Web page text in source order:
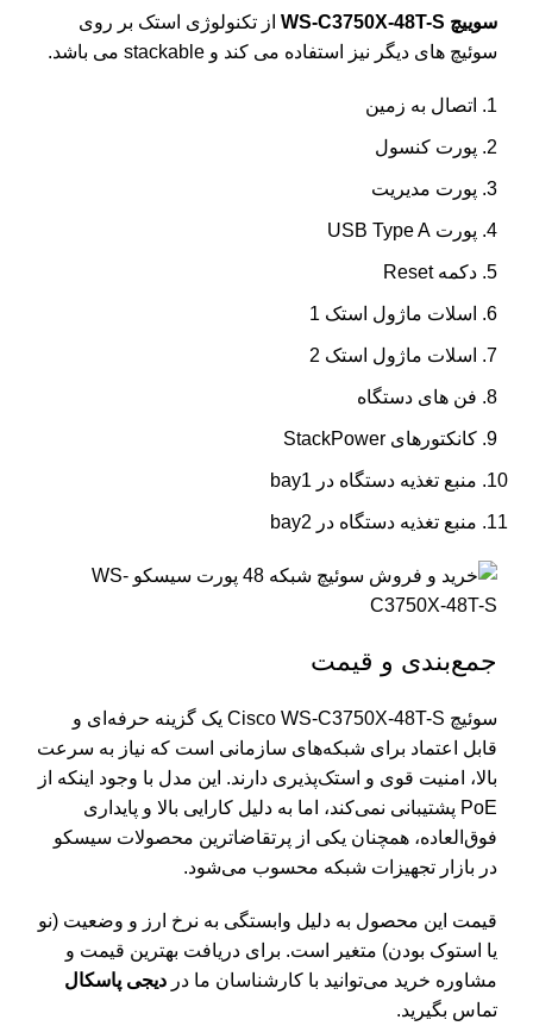
سوییچ WS-C3750X-48T-S
از تکنولوژی استک بر روی
سوئیچ های دیگر نیز استفاده می کند و stackable می باشد.
اتصال به زمین
پورت کنسول
پورت مدیریت
پورت USB Type A
دکمه Reset
اسلات ماژول استک 1
اسلات ماژول استک 2
فن های دستگاه
کانکتورهای StackPower
منبع تغذیه دستگاه در bay1
منبع تغذیه دستگاه در bay2
جمع‌بندی و قیمت
سوئیچ Cisco WS-C3750X-48T-S یک گزینه حرفه‌ای و
قابل اعتماد برای شبکه‌های سازمانی است که نیاز به سرعت
بالا، امنیت قوی و استک‌پذیری دارند. این مدل با وجود اینکه از
PoE پشتیبانی نمی‌کند، اما به دلیل کارایی بالا و پایداری
فوق‌العاده، همچنان یکی از پرتقاضاترین محصولات سیسکو
در بازار تجهیزات شبکه محسوب می‌شود.
قیمت این محصول به دلیل وابستگی به نرخ ارز و وضعیت (نو
یا استوک بودن) متغیر است. برای دریافت بهترین قیمت و
مشاوره خرید می‌توانید با کارشناسان ما در دیجی پاسکال
تماس بگیرید.